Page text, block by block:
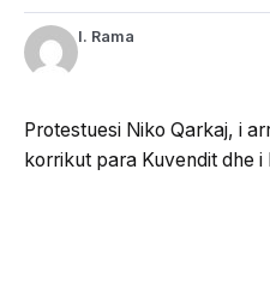
I. Rama
Protestuesi Niko Qarkaj, i
korrikut para Kuvendit dhe i